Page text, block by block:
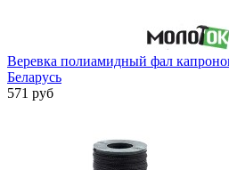
Веревка полиамидный фал
Беларусь
571 руб